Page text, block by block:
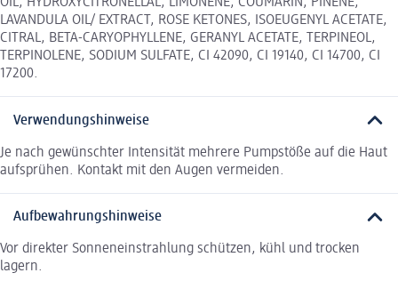
OIL, HYDROXYCITRONELLAL, LIMONENE, COUMARIN, PINENE,
LAVANDULA OIL/ EXTRACT, ROSE KETONES, ISOEUGENYL ACETATE,
CITRAL, BETA-CARYOPHYLLENE, GERANYL ACETATE, TERPINEOL,
TERPINOLENE, SODIUM SULFATE, CI 42090, CI 19140, CI 14700, CI
17200.
Verwendungshinweise
Je nach gewünschter Intensität mehrere Pumpstöße auf die Haut
aufsprühen. Kontakt mit den Augen vermeiden.
Aufbewahrungshinweise
Vor direkter Sonneneinstrahlung schützen, kühl und trocken
lagern.